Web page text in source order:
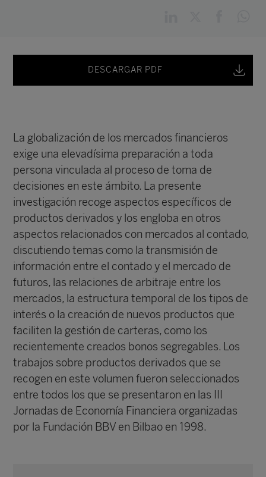
La globalización de los mercados financieros
exige una elevadísima preparación a toda
persona vinculada al proceso de toma de
decisiones en este ámbito. La presente
investigación recoge aspectos específicos de
productos derivados y los engloba en otros
aspectos relacionados con mercados al contado,
discutiendo temas como la transmisión de
información entre el contado y el mercado de
futuros, las relaciones de arbitraje entre los
mercados, la estructura temporal de los tipos de
interés o la creación de nuevos productos que
faciliten la gestión de carteras, como los
recientemente creados bonos segregables. Los
trabajos sobre productos derivados que se
recogen en este volumen fueron seleccionados
entre todos los que se presentaron en las III
Jornadas de Economía Financiera organizadas
por la Fundación BBV en Bilbao en 1998.
DESCARGAR PDF